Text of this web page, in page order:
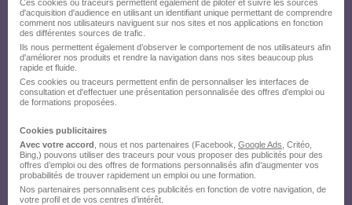
Ces cookies ou traceurs permettent également de piloter et suivre les sources
d'acquisition d'audience en utilisant un identifiant unique permettant de comprendre
comment nos utilisateurs naviguent sur nos sites et nos applications en fonction
des différentes sources de trafic.
Ils nous permettent également d’observer le comportement de nos utilisateurs afin
d'améliorer nos produits et rendre la navigation dans nos sites beaucoup plus
rapide et fluide.
Ces cookies ou traceurs permettent enfin de personnaliser les interfaces de
consultation et d'effectuer une présentation personnalisée des offres d'emploi ou
de formations proposées.
Cookies publicitaires
Avec votre accord , nous et nos partenaires (Facebook, Google Ads , Critéo,
Bing,) pouvons utiliser des traceurs pour vous proposer des publicités pour des
offres d’emploi ou des offres de formations personnalisés afin d’augmenter vos
probabilités de trouver rapidement un emploi ou une formation.
Nos partenaires personnalisent ces publicités en fonction de votre navigation, de
votre profil et de vos centres d’intérêt.